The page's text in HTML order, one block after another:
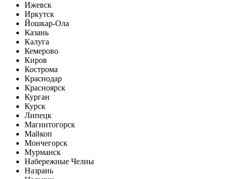
Ижевск
Иркутск
Йошкар-Ола
Казань
Калуга
Кемерово
Киров
Кострома
Краснодар
Красноярск
Курган
Курск
Липецк
Магнитогорск
Майкоп
Мончегорск
Мурманск
Набережные Челны
Назрань